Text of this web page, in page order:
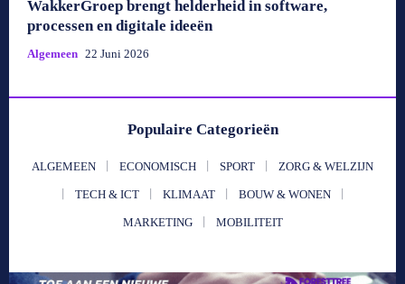
WakkerGroep brengt helderheid in software,
processen en digitale ideeën
Algemeen 22 Juni 2026
Populaire Categorieën
ALGEMEEN ECONOMISCH SPORT ZORG & WELZIJN
TECH & ICT KLIMAAT BOUW & WONEN
MARKETING MOBILITEIT